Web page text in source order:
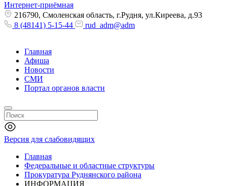
Интернет-приёмная
216790, Смоленская область, г.Рудня, ул.Киреева, д.93
8 (48141) 5-15-44
rud_adm@adm
Главная
Афиша
Новости
СМИ
Портал органов власти
Версия для слабовидящих
Главная
Федеральные и областные структуры
Прокуратура Руднянского района
ИНФОРМАЦИЯ